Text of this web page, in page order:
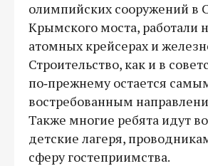
олимпийских сооружений в
Крымского моста, работали
атомных крейсерах и
Строительство, как и в
по‑прежнему остается
востребованным
Также многие ребята идут
детские лагеря,
сферу гостеприимства.